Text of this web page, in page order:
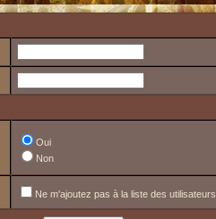
Oui
Non
Ne m'ajoutez pas à la liste des utilisateurs